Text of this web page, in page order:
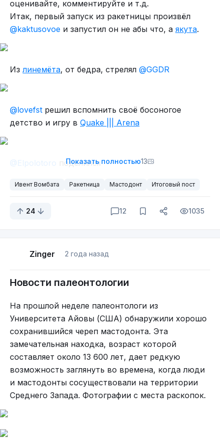
На этом проект и закрыли. Машину просто
бросили в лесу на полигоне, а в 1923м году
Если найдёте ошибки просьбна пнуть меня в
Но в итоге решил развивать направление с
Такие дела
оценивайте, комментируйте и т.д.
Итак, первый запуск из ракетницы произвёл
@kaktusovoe и запустил он не абы что, а якута.
Излинемёта, от бедра, стрелял @GGDR
@lovefst решил вспомнить своё босоногое
детство и игру в Quake ||| Arena
@Elpolotoro поделился
отдыхать.
@KirgaYaподелился подобнойисторией.
Интересно, чем же они закончились в итоге?
Показать полностью13
Ивент Вомбата Ракетница Мастодонт Итоговый пост
24 12 1035
Zinger 2 года назад
Новости палеонтологии
На прошлой неделе палеонтологи из
Университета Айовы (США) обнаружили хорошо
сохранившийся череп мастодонта. Эта
замечательная находка, возраст которой
составляет около 13 600 лет, дает редкую
возможность заглянуть во времена, когда люди
и мастодонты сосуществовали на территории
Среднего Запада. Фотографии с места раскопок.